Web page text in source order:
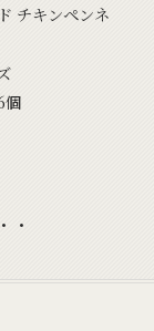
チキンペンネ
個
・